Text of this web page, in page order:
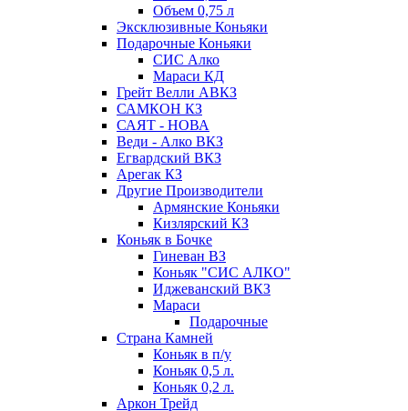
Объем 0,75 л
Эксклюзивные Коньяки
Подарочные Коньяки
СИС Алко
Мараси КД
Грейт Велли АВКЗ
САМКОН КЗ
САЯТ - НОВА
Веди - Алко ВКЗ
Егвардский ВКЗ
Арегак КЗ
Другие Производители
Армянские Коньяки
Кизлярский КЗ
Коньяк в Бочке
Гиневан ВЗ
Коньяк "СИС АЛКО"
Иджеванский ВКЗ
Мараси
Подарочные
Страна Камней
Коньяк в п/у
Коньяк 0,5 л.
Коньяк 0,2 л.
Аркон Трейд